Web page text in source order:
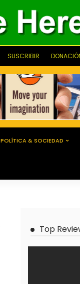
SUSCRIBIR
POLÍTICA & SOCIEDAD
Top